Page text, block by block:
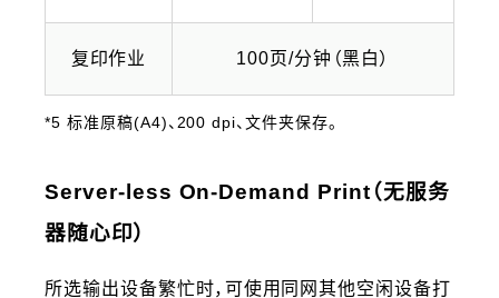
复印作业 100页/分钟（黑白）
*5 标准原稿(A4)、200 dpi、文件夹保存。
Server-less On-Demand Print（无服务
器随心印）
所选输出设备繁忙时，可使用同网其他空闲设备打